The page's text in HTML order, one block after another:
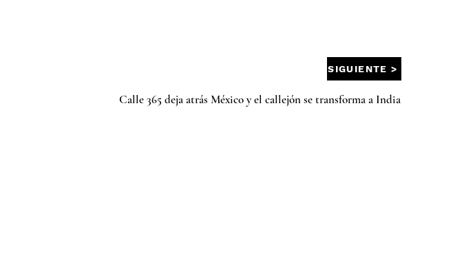
SIGUIENTE >
Calle 365 deja atrás México y el callejón se transforma a India